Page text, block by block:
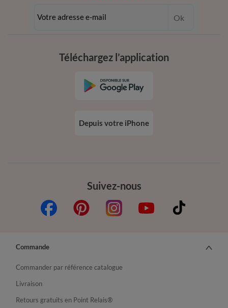
dès 20€ d’achat
Ok
Suivez-nous
Téléchargez l’application
Depuis votre iPhone
Commande
Commander par référence catalogue
Livraison
Retours gratuits en Point Relais®